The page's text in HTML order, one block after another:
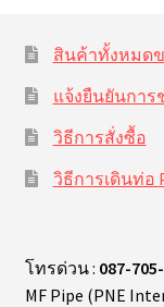
สินค้าทั้งหมด
แจ้งยืนยันการ
วิธีการสั่งซื้อ
วิธีการเดินท่อ
โทรด่วน : 087-
MF Pipe (PNE